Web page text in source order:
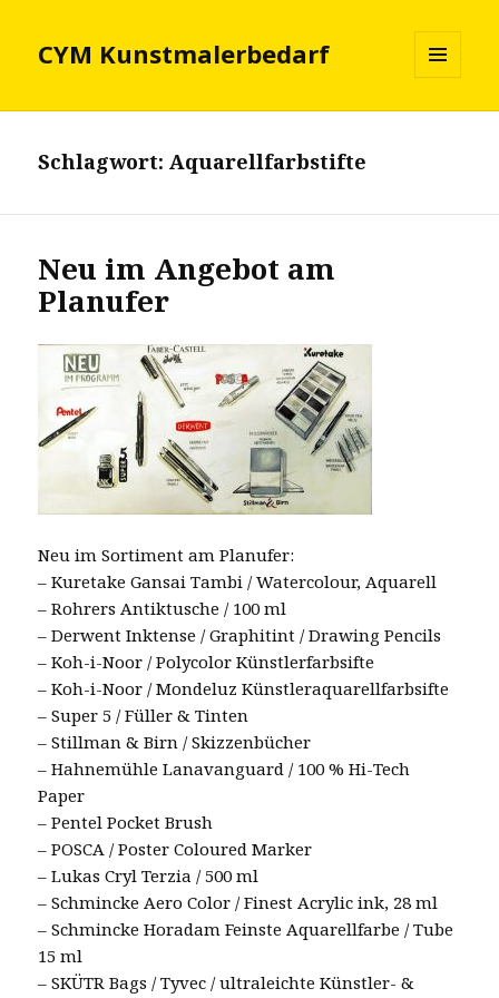
CYM Kunstmalerbedarf
UND
Schlagwort:Aquarellfarbstifte
Neu im Angebot am
Planufer
Neu im Sortiment am Planufer:
– Kuretake Gansai Tambi / Watercolour, Aquarell
– Rohrers Antiktusche / 100 ml
– Derwent Inktense / Graphitint / Drawing Pencils
– Koh-i-Noor / Polycolor Künstlerfarbsifte
– Koh-i-Noor / Mondeluz Künstleraquarellfarbsifte
– Super 5 / Füller & Tinten
– Stillman & Birn / Skizzenbücher
– Hahnemühle Lanavanguard / 100 % Hi-Tech
Paper
– Pentel Pocket Brush
– POSCA / Poster Coloured Marker
– Lukas Cryl Terzia / 500 ml
– Schmincke Aero Color / Finest Acrylic ink, 28 ml
– Schmincke Horadam Feinste Aquarellfarbe / Tube
15 ml
– SKÜTR Bags / Tyvec / ultraleichte Künstler- &